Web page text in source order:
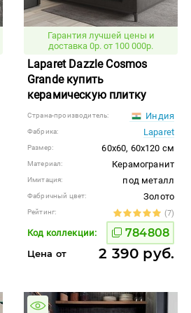
Гарантия лучшей цены и
доставка 0р. от 100 000р.
Laparet Dazzle Cosmos
Grande купить
керамическую плитку
Страна-производитель: Индия
Фабрика: Laparet
Размер: 60x60, 60x120 см
Материал: Керамогранит
Имитация: под металл
Фабричный цвет: Золото
Рейтинг: (7)
Код коллекции: 784808
Цена от 2 390 руб.